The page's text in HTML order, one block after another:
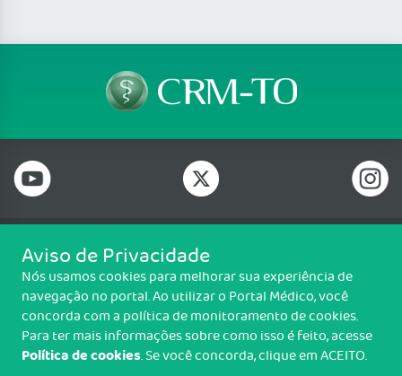
Telefone: (63) 2111 8100
Email: crmto@portalmedico.org.br
ACSV 71 (704 Sul), Av. LO 15, Lote 18, 1° piso, Plano Diretor Sul, Palmas/TO,
CEP: 77022-322
Copyright CRM-TO. Todos os direitos reservados.
Aviso de Privacidade
Nós usamos cookies para melhorar sua experiência de
navegação no portal. Ao utilizar o Portal Médico, você
concorda com a política de monitoramento de cookies.
Para ter mais informações sobre como isso é feito, acesse
Política de cookies. Se você concorda, clique em ACEITO.